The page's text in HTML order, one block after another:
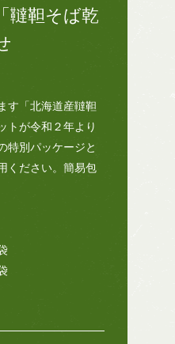
韃靼そば乾
す「北海道産韃靼
トが令和２年より
特別パッケージと
ください。簡易包